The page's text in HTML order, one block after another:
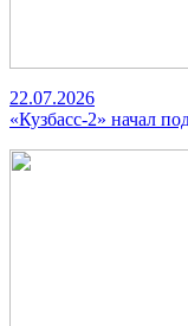
22.07.2026
«Кузбасс-2» начал